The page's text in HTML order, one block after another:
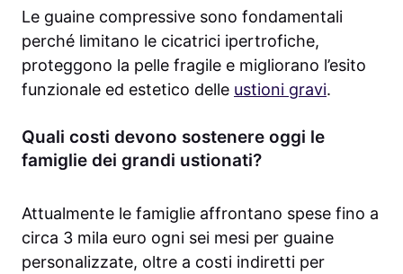
Le guaine compressive sono fondamentali
perché limitano le cicatrici ipertrofiche,
proteggono la pelle fragile e migliorano l’esito
funzionale ed estetico delle ustioni gravi.
Quali costi devono sostenere oggi le
famiglie dei grandi ustionati?
Attualmente le famiglie affrontano spese fino a
circa 3 mila euro ogni sei mesi per guaine
personalizzate, oltre a costi indiretti per